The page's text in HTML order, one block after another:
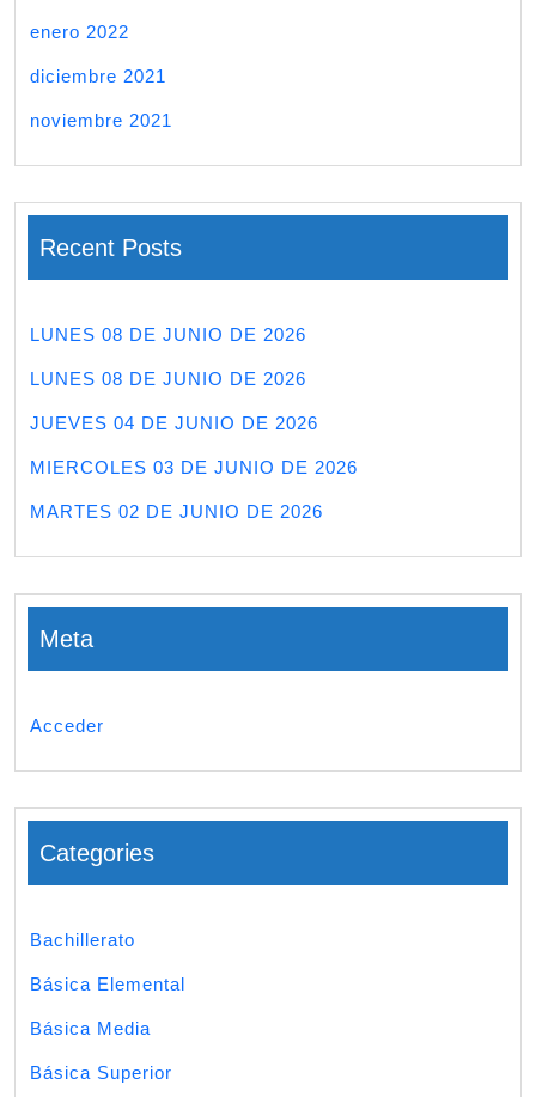
enero 2022
diciembre 2021
noviembre 2021
Recent Posts
LUNES 08 DE JUNIO DE 2026
LUNES 08 DE JUNIO DE 2026
JUEVES 04 DE JUNIO DE 2026
MIERCOLES 03 DE JUNIO DE 2026
MARTES 02 DE JUNIO DE 2026
Meta
Acceder
Categories
Bachillerato
Básica Elemental
Básica Media
Básica Superior